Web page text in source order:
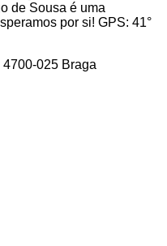
de Sousa é uma
por si! GPS: 41°
025 Braga